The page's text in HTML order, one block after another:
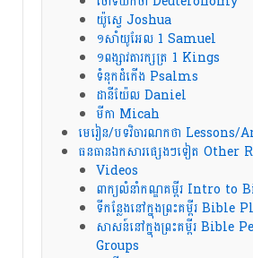
យ៉ូស្វេ Joshua
១សាំយូអែល 1 Samuel
១ពង្សាវតារក្សត្រ 1 Kings
ទំនុកដំកើង Psalms
ដានីយ៉ែល Daniel
មីកា Micah
មេរៀន/បទវិចារណកថា Lessons/
ធនធានឯកសារផ្សេងៗទៀត Other
Videos
ពាក្យលំនាំកណ្ឌគម្ពីរ Intro to
ទីកន្លែងនៅក្នុងព្រះគម្ពីរ Bible
សាសន៍នៅក្នុងព្រះគម្ពីរ Bible
Groups